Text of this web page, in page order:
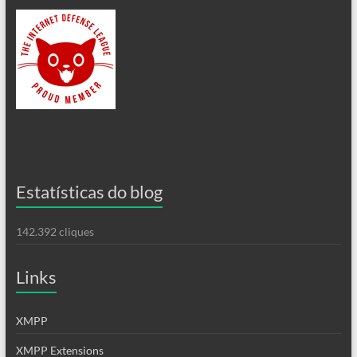
Estatísticas do blog
142.392 cliques
Links
XMPP
XMPP Extensions